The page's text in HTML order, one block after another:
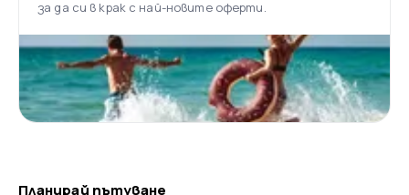
за да си в крак с най-новите оферти.
Планирай пътуване